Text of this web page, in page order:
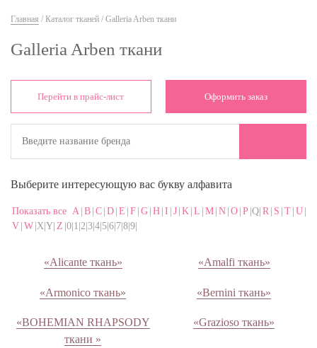
Главная / Каталог тканей / Galleria Arben ткани
Galleria Arben ткани
Перейти в прайс-лист Оформить заказ
Выберите интересующую вас букву алфавита
Показать все A B C D E F G H I J K L M N O P |Q| R S T U
V W |X|Y| Z |0|1|2|3|4|5|6|7|8|9|
«Alicante ткань» «Amalfi ткань»
«Armonico ткань» «Bernini ткань»
«BOHEMIAN RHAPSODY
ткани »
«Grazioso ткань»